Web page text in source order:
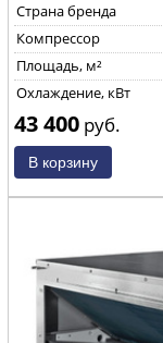
Страна бренда
Компрессор
Площадь, м²
Охлаждение, кВт
43 400 руб.